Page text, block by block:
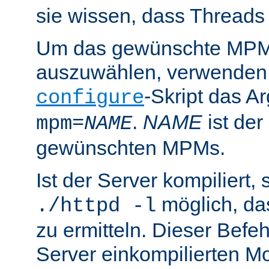
sie wissen, dass
Um das gewünschte
auszuwählen,
configure-Skript das
mpm=NAME. NAME ist
gewünschten MPMs.
Ist der Server kompiliert,
./httpd -l möglich,
zu ermitteln. Dieser
Server einkompilierten